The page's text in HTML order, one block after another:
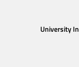
University